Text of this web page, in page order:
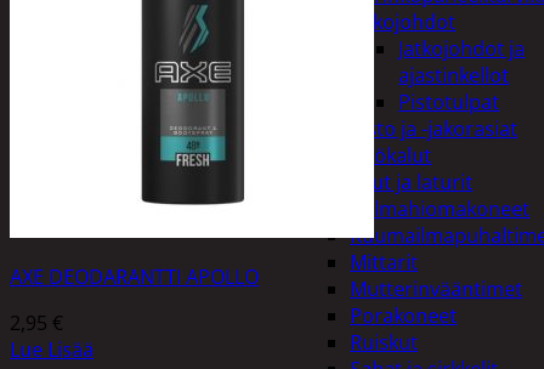
Jatkojohdot
Jatkojohdot ja
ajastinkellot
Pistotulpat
Pisto ja -jakorasiat
Sähkötyökalut
Akut ja laturit
Kulmahiomakoneet
Mittarit
Mutterinvääntimet
Porakoneet
Ruiskut
AXE DEODARANTTI APOLLO
2,95 €
Lue Lisää